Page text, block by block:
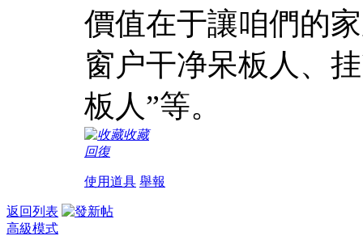
價值在于讓咱們的
窗户干净呆板人、
板人”等。
收藏
回復
使用道具 舉報
返回列表
高級模式